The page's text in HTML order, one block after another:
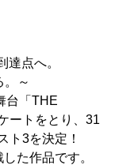
達点へ。
～
台「THE
ートをとり、31
ト3を決定！
た作品です。